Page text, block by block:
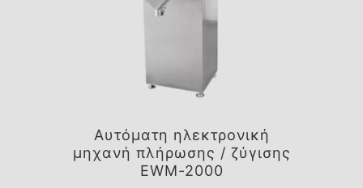
Αυτόματη ηλεκτρονική
μηχανή πλήρωσης / ζύγισης
EWM-2000